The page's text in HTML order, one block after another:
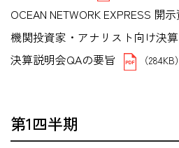
OCEAN NETWORK EXPRESS 開
機関投資家・アナリスト向け決
決算説明会QAの要旨
（284KB）
第1四半期